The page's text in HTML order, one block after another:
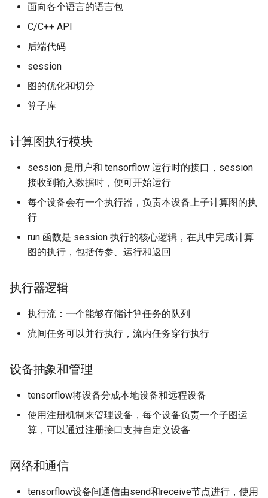
面向各个语言的语言包
C/C++ API
后端代码
session
图的优化和切分
算子库
计算图执行模块
session 是用户和 tensorflow 运行时的接口，session
接收到输入数据时，便可开始运行
每个设备会有一个执行器，负责本设备上子计算图的执
行
run 函数是 session 执行的核心逻辑，在其中完成计算
图的执行，包括传参、运行和返回
执行器逻辑
执行流：一个能够存储计算任务的队列
流间任务可以并行执行，流内任务穿行执行
设备抽象和管理
tensorflow将设备分成本地设备和远程设备
使用注册机制来管理设备，每个设备负责一个子图运
算，可以通过注册接口支持自定义设备
网络和通信
tensorflow设备间通信由send和receive节点进行，使用